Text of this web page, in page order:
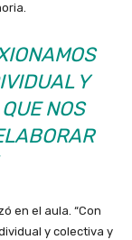
Y
NOS
en el aula. “Con
y colectiva y